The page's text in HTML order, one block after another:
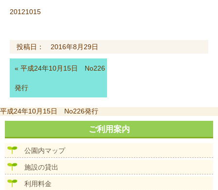
20121015
投稿日： 2016年8月29日
« 平成24年10月15日 No226
発行
投
稿
ビ
平成24年10月15日 No226発行
ご利用案内
公園内マップ
施設の貸出
利用料金